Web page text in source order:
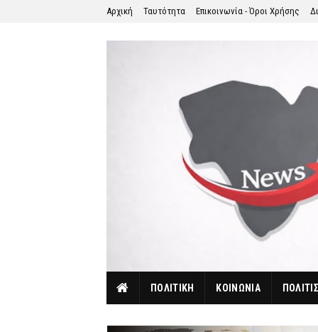
Αρχική Ταυτότητα Επικοινωνία - Όροι Χρήσης
ΠΟΛΙΤΙΚΗ ΚΟΙΝΩΝΙΑ